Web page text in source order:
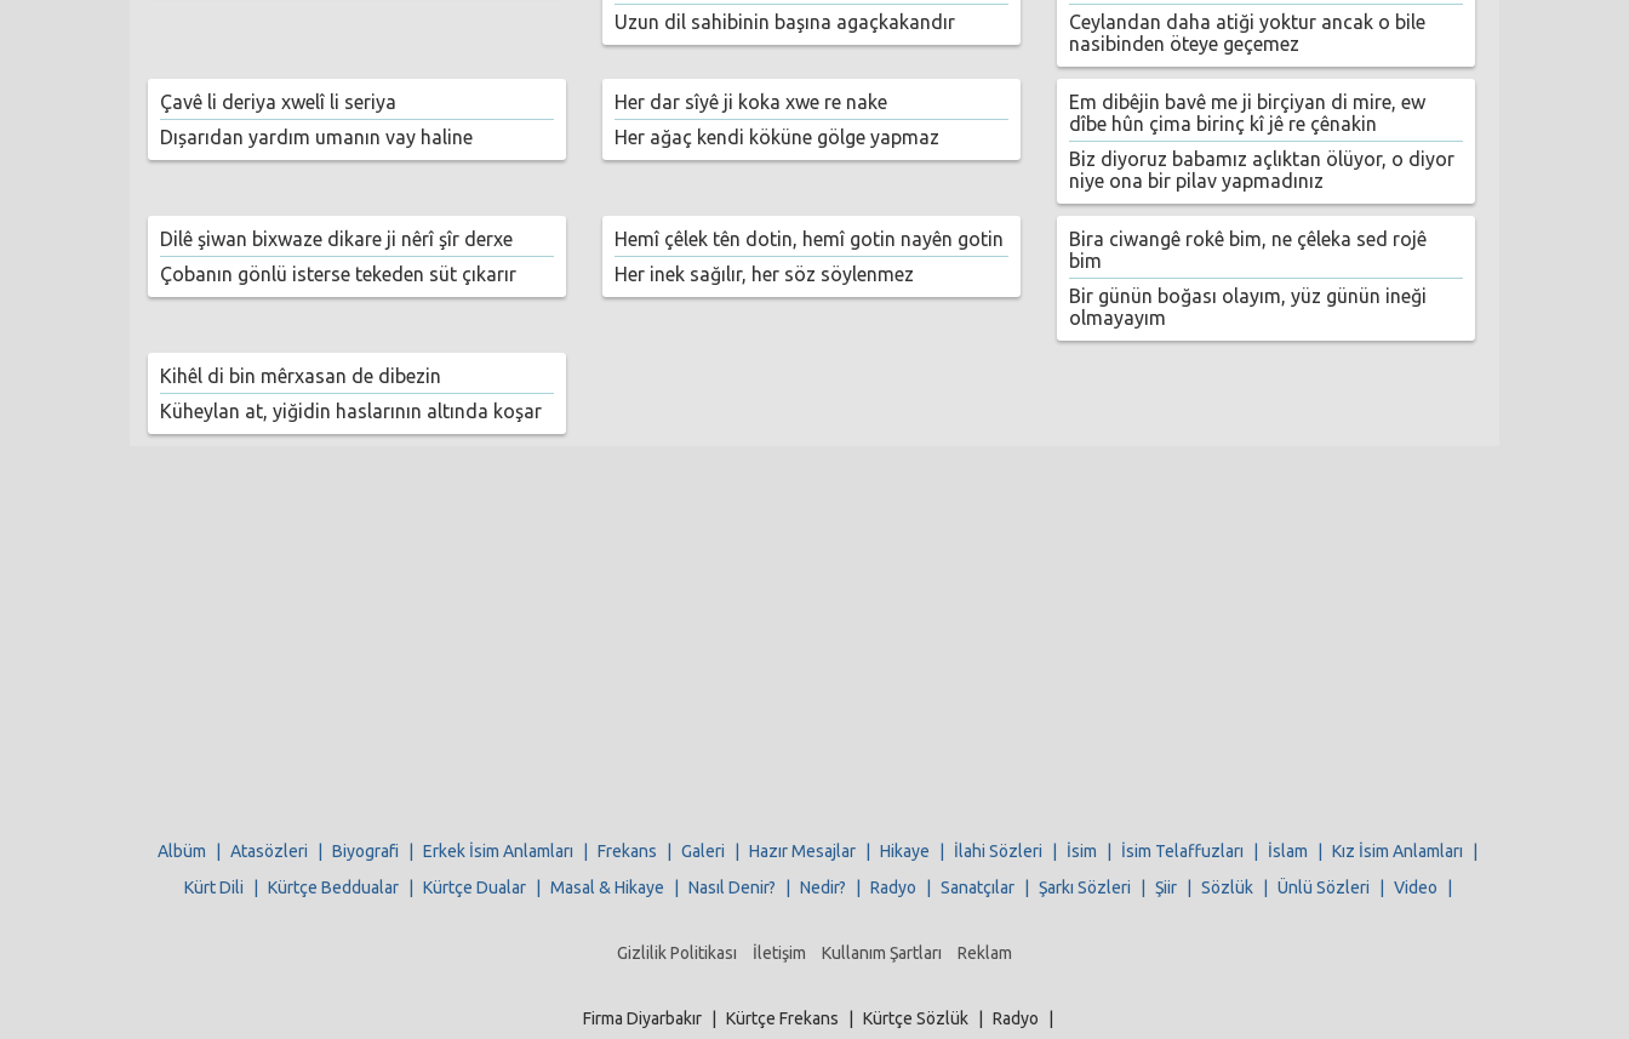
Uzun dil sahibinin başına agaçkakandır
Ceylandan daha atiği yoktur ancak o bile
nasibinden öteye geçemez
Çavê li deriya xwelî li seriya
Dıșarıdan yardım umanın vay haline
Her dar sîyê ji koka xwe re nake
Her ağaç kendi köküne gölge yapmaz
Em dibêjin bavê me ji birçiyan di mire, ew
dîbe hûn çima birinç kî jê re çênakin
Biz diyoruz babamız açlıktan ölüyor, o diyor
niye ona bir pilav yapmadınız
Dilê şiwan bixwaze dikare ji nêrî şîr derxe
Çobanın gönlü isterse tekeden süt çıkarır
Hemî çêlek tên dotin, hemî gotin nayên gotin
Her inek sağılır, her söz söylenmez
Bira ciwangê rokê bim, ne çêleka sed rojê
bim
Bir günün boğası olayım, yüz günün ineği
olmayayım
Kihêl di bin mêrxasan de dibezin
Küheylan at, yiğidin haslarının altında koşar
Albüm Atasözleri Biyografi Erkek İsim Anlamları Frekans Galeri Hazır Mesajlar Hikaye İlahi Sözleri İsim İsim Telaffuzları İslam Kız İsim Anlamları
Kürt Dili
Kürtçe Beddualar Kürtçe Dualar Masal & Hikaye Nasıl Denir? Nedir? Radyo Sanatçılar Şarkı Sözleri Şiir Sözlük Ünlü Sözleri Video
Gizlilik Politikası İletişim Kullanım Şartları Reklam
Firma Diyarbakır Kürtçe Frekans Kürtçe Sözlük Radyo